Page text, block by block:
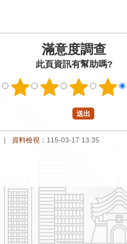
滿意度調查
此頁資訊有幫助嗎?
資料檢視： 115-03-17 13:35